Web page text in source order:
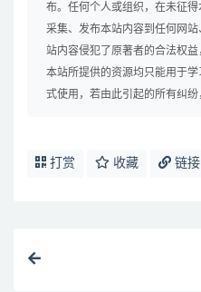
布。任何个人或组织，在未征得
采集、发布本站内容到任何网
站内容侵犯了原著者的合法权益
本站所提供的资源均只能用于
式使用，若由此引起的所有纠纷
打赏 收藏 链接